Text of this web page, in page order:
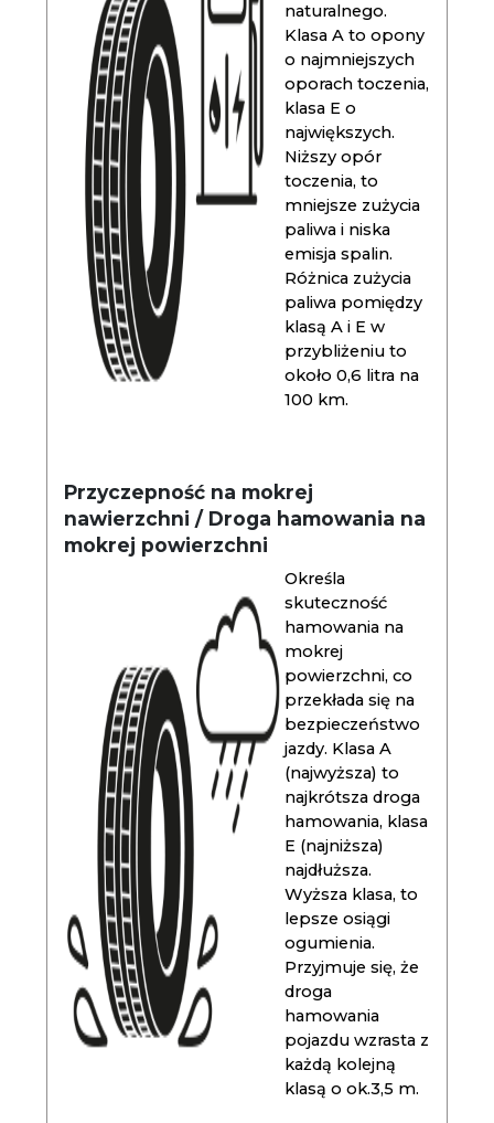
naturalnego.
Klasa A to opony
o najmniejszych
oporach toczenia,
klasa E o
największych.
Niższy opór
toczenia, to
mniejsze zużycia
paliwa i niska
emisja spalin.
Różnica zużycia
paliwa pomiędzy
klasą A i E w
przybliżeniu to
około 0,6 litra na
100 km.
Przyczepność na mokrej
nawierzchni / Droga hamowania na
mokrej powierzchni
Określa
skuteczność
hamowania na
mokrej
powierzchni, co
przekłada się na
bezpieczeństwo
jazdy. Klasa A
(najwyższa) to
najkrótsza droga
hamowania, klasa
E (najniższa)
najdłuższa.
Wyższa klasa, to
lepsze osiągi
ogumienia.
Przyjmuje się, że
droga
hamowania
pojazdu wzrasta z
każdą kolejną
klasą o ok.3,5 m.